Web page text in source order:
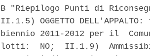
B "Riepilogo Punti di
II.1.5) OGGETTO
biennio 2011-2012 per il
lotti:  NO;  II.1.9)